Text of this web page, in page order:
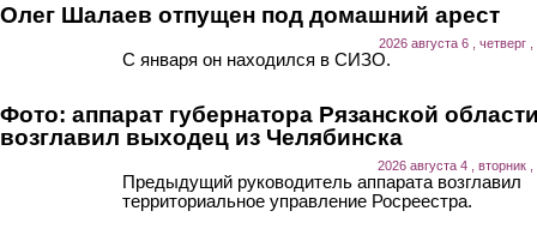
Олег Шалаев отпущен под домашний арест
2026 августа 6 , четверг
С января он находился в СИЗО.
Фото: аппарат губернатора Рязанской
возглавил выходец из Челябинска
2026 августа 4 , вторник
Предыдущий руководитель аппарата возглавил
территориальное управление Росреестра.